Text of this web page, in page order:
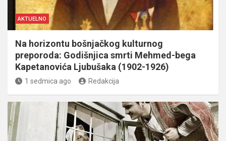
AKTUELNO
Na horizontu bošnjačkog kulturnog
preporoda: Godišnjica smrti Mehmed-bega
Kapetanovića Ljubušaka (1902-1926)
1 sedmica ago Redakcija